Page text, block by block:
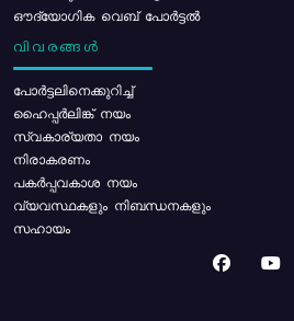
ഔദ്യോഗിക വെബ് പോർട്ടൽ
വിവരങ്ങൾ
പോര്‍ട്ടലിനെക്കുറിച്ച്
ഹൈപ്പർലിങ്ക് നയം
സ്വകാര്യതാ നയം
നിരാകരണം
പകർപ്പവകാശ നയം
വ്യവസ്ഥകളും നിബന്ധനകളും
സഹായം